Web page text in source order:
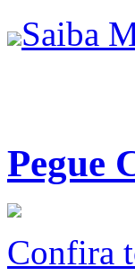
Saiba
Pegue
Confira